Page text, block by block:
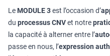
Le MODULE 3est l’occasion d’
du processus CNVet notre
la capacité à alterner entre l’
passe en nous, l’expression